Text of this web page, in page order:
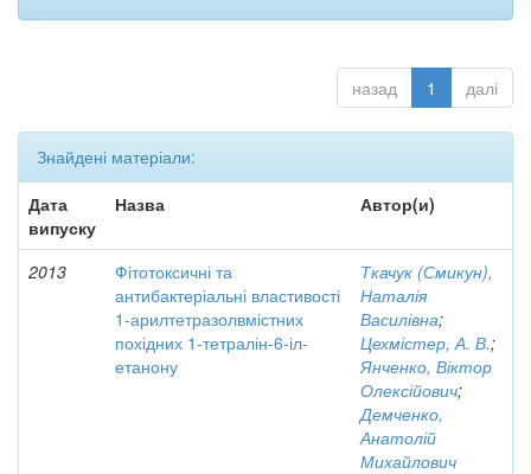
назад 1 далі
Знайдені матеріали:
Дата
випуску
Назва Автор(и)
2013
Фітотоксичні та
антибактеріальні властивості
1-арилтетразолвмістних
похідних 1-тетралін-6-іл-
етанону
Ткачук (Смикун),
Наталія
Василівна;
Цехмістер, А. В.;
Янченко, Віктор
Олексійович;
Демченко,
Анатолій
Михайлович